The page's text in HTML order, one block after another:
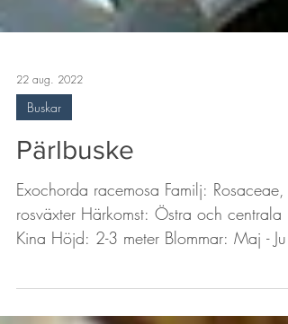
Buskar
Pärlbuske
Exochorda racemosa Familj: Rosaceae,
rosväxter Härkomst: Östra och centrala